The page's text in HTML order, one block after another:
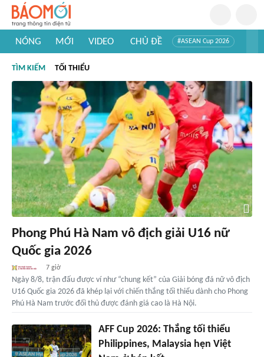
NÓNG MỚI VIDEO CHỦ ĐỀ #ASEAN Cup 2026
#Khám phá thế giới
TÌM KIẾM TỐI THIỂU
Phong Phú Hà Nam vô địch giải U16 nữ
Quốc gia 2026
7 giờ
Ngày 8/8, trận đấu được ví như “chung kết” của Giải bóng đá nữ vô địch
U16 Quốc gia 2026 đã khép lại với chiến thắng tối thiểu dành cho Phong
Phú Hà Nam trước đối thủ được đánh giá cao là Hà Nội.
AFF Cup 2026: Thắng tối thiểu
Philippines, Malaysia hẹn Việt